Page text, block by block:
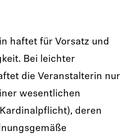
haftet für Vorsatz und
Bei leichter
die Veranstalterin nur
wesentlichen
deren